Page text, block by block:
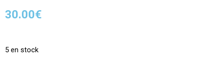
30.00€
5 en stock